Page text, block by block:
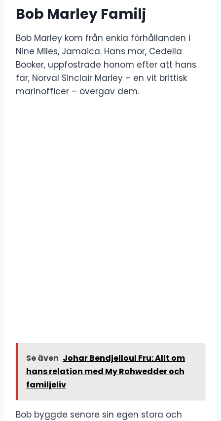
Bob Marley Familj
Bob Marley kom från enkla förhållanden i
Nine Miles, Jamaica. Hans mor, Cedella
Booker, uppfostrade honom efter att hans
far, Norval Sinclair Marley – en vit brittisk
marinofficer – övergav dem.
Se även Johar Bendjelloul Fru: Allt om
hans relation med My Rohwedder och
familjeliv
Bob byggde senare sin egen stora och